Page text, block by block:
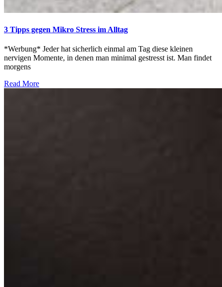
3 Tipps gegen Mikro Stress im Alltag
*Werbung* Jeder hat sicherlich einmal am Tag diese kleinen
nervigen Momente, in denen man minimal gestresst ist. Man findet
morgens
Read More